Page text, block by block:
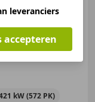
Aud
kW (572 PK)
leveranciers
accepteren